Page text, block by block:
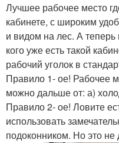
Лучшее рабочее место
кабинете, с широким
и видом на лес. А
кого уже есть такой
рабочий уголок в
Правило 1- ое! Рабочее
можно дальше от: а)
Правило 2- ое! Ловите
использовать
подоконником. Но это не